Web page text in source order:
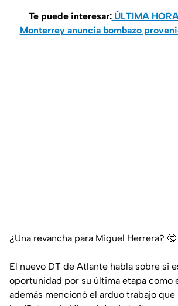
Te puede interesar:ÚLTIMA
Monterrey anuncia bombazo
¿Una revancha para Miguel Herrera? 🤔
El nuevo DT de Atlante habla sobre si
oportunidad por su última etapa como
además mencionó el arduo trabajo que